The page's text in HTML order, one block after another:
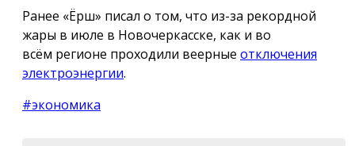
Ранее «Ёрш» писал о том, что из-за рекордной
жары в июле в Новочеркасске, как и во
всём регионе проходили веерные отключения
электроэнергии.
#экономика